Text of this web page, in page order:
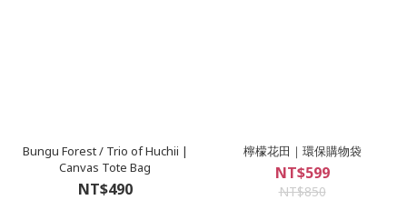
Bungu Forest / Trio of Huchii |
Canvas Tote Bag
NT$490
檸檬花田｜環保購物袋
NT$599
NT$850